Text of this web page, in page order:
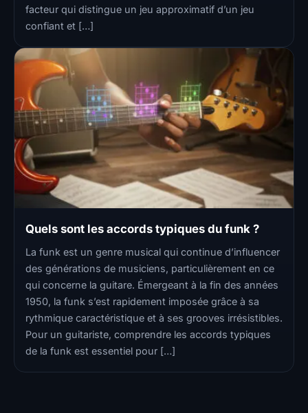
facteur qui distingue un jeu approximatif d’un jeu
confiant et […]
Quels sont les accords typiques du funk ?
La funk est un genre musical qui continue d’influencer
des générations de musiciens, particulièrement en ce
qui concerne la guitare. Émergeant à la fin des années
1950, la funk s’est rapidement imposée grâce à sa
rythmique caractéristique et à ses grooves irrésistibles.
Pour un guitariste, comprendre les accords typiques
de la funk est essentiel pour […]